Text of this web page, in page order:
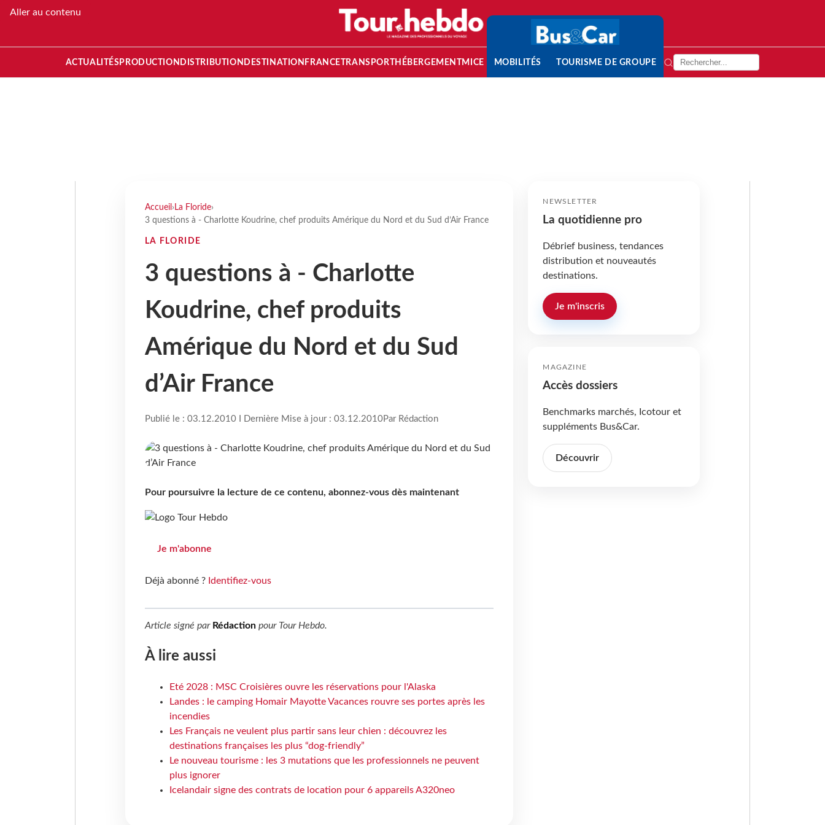
Aller au contenu
ACTUALITÉS PRODUCTION DISTRIBUTION DESTINATION FRANCETRANSPORT HÉBERGEMENTMICE MOBILITÉS TOURISME DE GROUPE
Accueil › La Floride›
3 questions à - Charlotte Koudrine, chef produits Amérique du Nord et du Sud d’Air France
LA FLORIDE
3 questions à - Charlotte
Koudrine, chef produits
Amérique du Nord et du Sud
d’Air France
Publié le : 03.12.2010 I Dernière Mise à jour : 03.12.2010Par Rédaction
Pour poursuivre la lecture de ce contenu, abonnez-vous dès maintenant
Je m'abonne
Déjà abonné ? Identifiez-vous
Article signé par Rédactionpour Tour Hebdo.
À lire aussi
Eté 2028 : MSC Croisières ouvre les réservations pour l'Alaska
Landes : le camping Homair Mayotte Vacances rouvre ses portes après les
incendies
Les Français ne veulent plus partir sans leur chien : découvrez les
destinations françaises les plus “dog-friendly”
Le nouveau tourisme : les 3 mutations que les professionnels ne peuvent
plus ignorer
Icelandair signe des contrats de location pour 6 appareils A320neo
NEWSLETTER
La quotidienne pro
Débrief business, tendances
distribution et nouveautés
destinations.
Je m'inscris
MAGAZINE
Accès dossiers
Benchmarks marchés, Icotour et
suppléments Bus&Car.
Découvrir